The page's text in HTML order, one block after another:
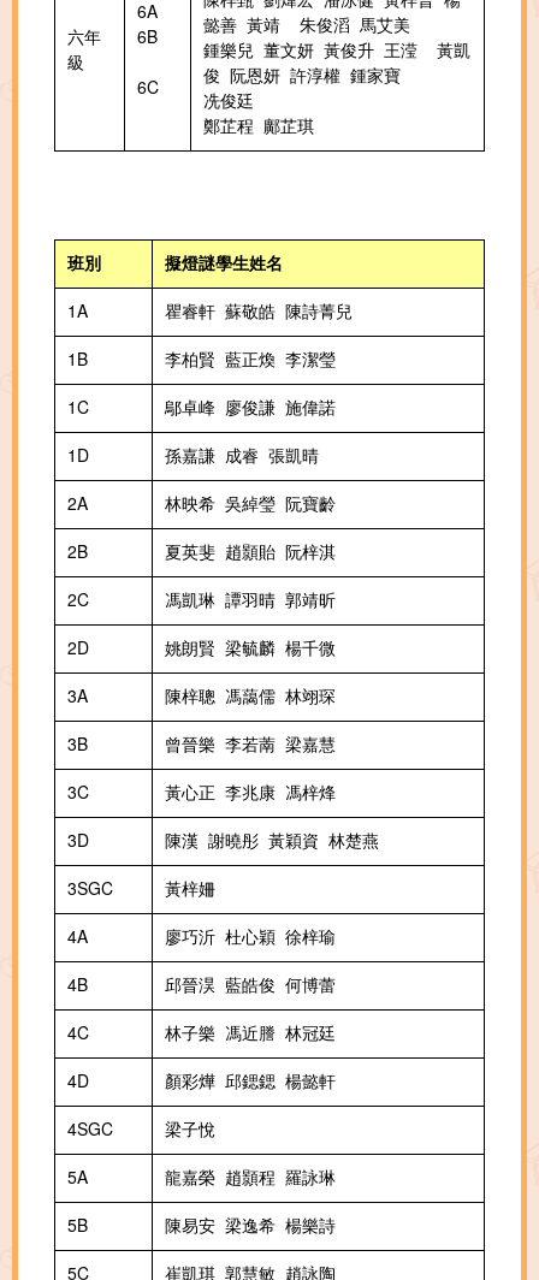
六年
級
6A
6B
6C
懿善 黃靖 朱俊滔 馬艾美
鍾樂兒 董文妍 黃俊升 王滢 黃凱
俊 阮恩妍 許淳權 鍾家寶
冼俊廷
鄭芷程 鄺芷琪
班別
擬燈謎學生姓名
1A
瞿睿軒 蘇敬皓 陳詩菁兒
1B
李柏賢 藍正煥 李潔瑩
1C
鄔卓峰 廖俊謙 施偉諾
1D
孫嘉謙 成睿 張凱晴
2A
林映希 吳綽瑩 阮寶齡
2B
夏英斐 趙顥貽 阮梓淇
2C
馮凱琳 譚羽晴 郭靖昕
2D
姚朗賢 梁毓麟 楊千微
3A
陳梓聰 馮藹儒 林翊琛
3B
曾晉樂 李若萳 梁嘉慧
3C
黃心正 李兆康 馮梓烽
3D
陳漢 謝曉彤 黃穎資 林楚燕
3SGC
黃梓姍
4A
廖巧沂 杜心穎 徐梓瑜
4B
邱晉淏 藍皓俊 何博蕾
4C
林子樂 馮近謄 林冠廷
4D
顏彩燁 邱鍶鍶 楊懿軒
4SGC
梁子悅
5A
龍嘉榮 趙顥程 羅詠琳
5B
陳易安 梁逸希 楊樂詩
5C
崔凱琪 郭慧敏 趙詠陶